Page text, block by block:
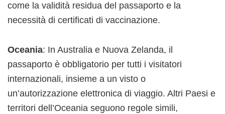
come la validità residua del passaporto e la
necessità di certificati di vaccinazione.
Oceania: In Australia e Nuova Zelanda, il
passaporto è obbligatorio per tutti i visitatori
internazionali, insieme a un visto o
un’autorizzazione elettronica di viaggio. Altri Paesi e
territori dell’Oceania seguono regole simili,